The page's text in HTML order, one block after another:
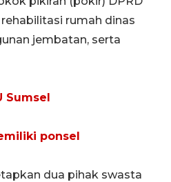
rumah dinas
jembatan, serta
Sumsel
ponsel
dua pihak swasta